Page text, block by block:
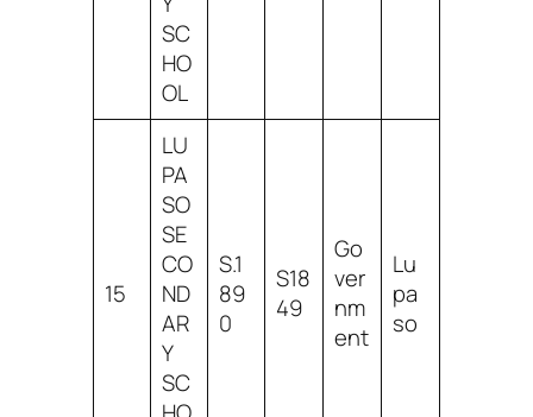
SC
HO
OL
15
LU
PA
SO
SE
CO
ND
AR
Y
SC
S.1
89
0
S18
49
Go
ver
nm
ent
Lu
pa
so